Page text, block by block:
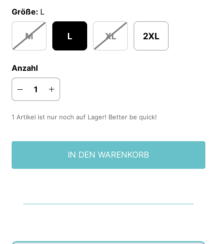
Größe: L
M L XL 2XL
Anzahl
1 Artikel ist nur noch auf Lager! Better be quick!
IN DEN WARENKORB